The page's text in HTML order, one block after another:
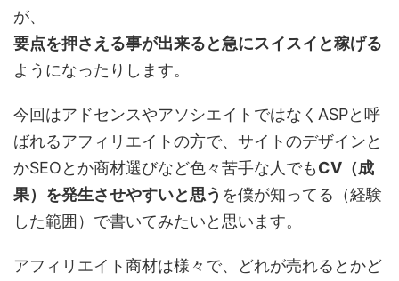
が、
要点を押さえる事が出来ると急にスイスイと稼げる
ようになったりします。
今回はアドセンスやアソシエイトではなくASPと呼
ばれるアフィリエイトの方で、サイトのデザインと
かSEOとか商材選びなど色々苦手な人でもCV（成
果）を発生させやすいと思う を僕が知ってる（経験
した範囲）で書いてみたいと思います。
アフィリエイト商材は様々で、どれが売れるとかど